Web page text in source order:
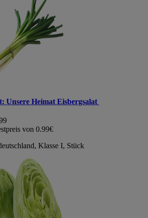
Unsere Heimat Eisbergsalat
von 0.99€
Klasse I, Stück